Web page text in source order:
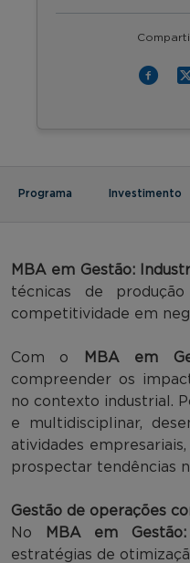
Programa Investimento
MBA em Gestão:
técnicas de
competitividade em
Com o MBA em
compreender os
no contexto industrial.
e multidisciplinar,
atividades
prospectar tendências
Gestão de operações
No
MBA em Gestão:
estratégias de